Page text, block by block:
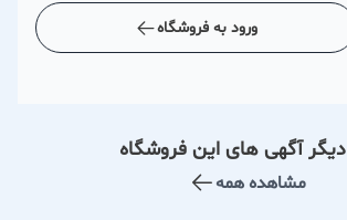
ورود به فروشگاه
دیگر آگهی های این فروشگاه
مشاهده همه